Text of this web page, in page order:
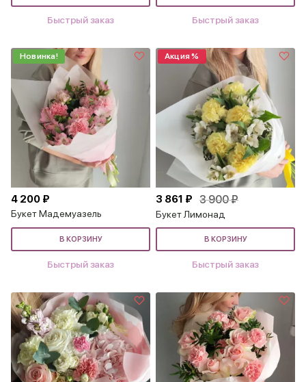
Быстрый заказ Быстрый заказ
Новинка!
4 200 ₽
Букет Мадемуазель
В КОРЗИНУ
Быстрый заказ
Акция %
3 861 ₽ 3 900 ₽
Букет Лимонад
В КОРЗИНУ
Быстрый заказ